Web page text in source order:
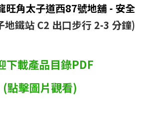
旺角太子道西87號地舖 - 安全
地鐵站 C2 出口步行 2-3 分鐘)
下載產品目錄PDF
(點擊圖片觀看)